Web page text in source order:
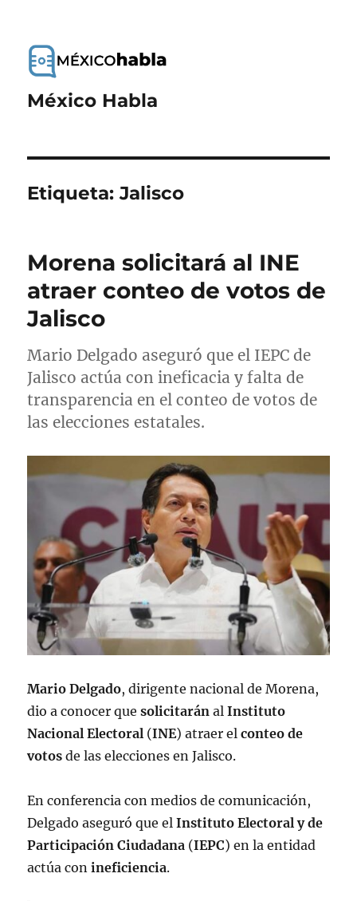
México Habla
Etiqueta:Jalisco
Morena solicitará al INE
atraer conteo de votos de
Jalisco
Mario Delgado aseguró que el IEPC de
Jalisco actúa con ineficacia y falta de
transparencia en el conteo de votos de
las elecciones estatales.
Mario Delgado, dirigente nacional de Morena,
dio a conocer quesolicitaránalInstituto
Nacional Electoral (INE) atraer elconteo de
votosde las elecciones en Jalisco.
En conferencia con medios de comunicación,
Delgado aseguró que elInstituto Electoral y de
Participación Ciudadana (IEPC) en la entidad
actúa conineficiencia.